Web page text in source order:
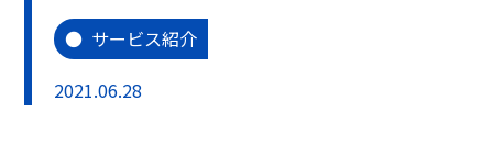
サービス紹介
2021.06.28